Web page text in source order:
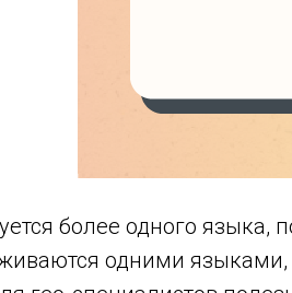
более одного языка,
одними